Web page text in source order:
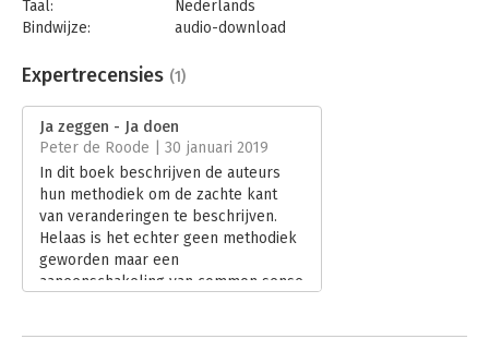
Taal:
Nederlands
Bindwijze:
audio-download
Bestandsformaat:
mp3
Druk:
Verschijningsdatum:
5-11-2019
Hoofdrubriek: Verandermanagement
Expertrecensies (1)
Ja zeggen - Ja doen
Peter de Roode | 30 januari 2019
In dit boek beschrijven de auteurs
hun methodiek om de zachte kant
van veranderingen te beschrijven.
Helaas is het echter geen methodiek
geworden maar een
aaneenschakeling van common sense